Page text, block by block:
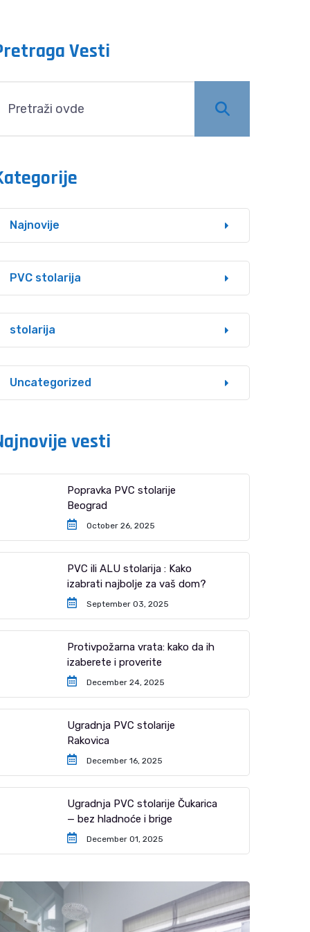
Vesti
Najnovije
PVC stolarija
stolarija
Uncategorized
vesti
Popravka PVC stolarije
Beograd
October 26, 2025
PVC ili ALU stolarija : Kako
izabrati najbolje za vaš dom?
September 03, 2025
Protivpožarna vrata: kako da ih
izaberete i proverite
December 24, 2025
Ugradnja PVC stolarije
Rakovica
December 16, 2025
Ugradnja PVC stolarije Čukarica
— bez hladnoće i brige
December 01, 2025